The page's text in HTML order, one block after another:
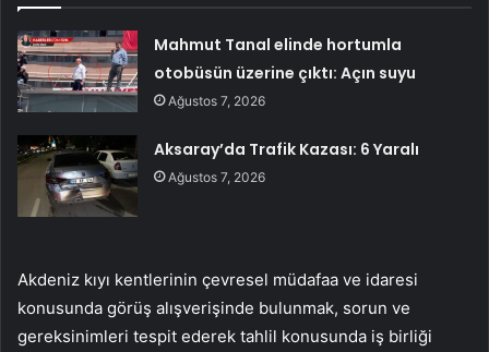
Mahmut Tanal elinde hortumla
otobüsün üzerine çıktı: Açın suyu
Ağustos 7, 2026
Aksaray’da Trafik Kazası: 6 Yaralı
Ağustos 7, 2026
Akdeniz kıyı kentlerinin çevresel müdafaa ve idaresi
konusunda görüş alışverişinde bulunmak, sorun ve
gereksinimleri tespit ederek tahlil konusunda iş birliği